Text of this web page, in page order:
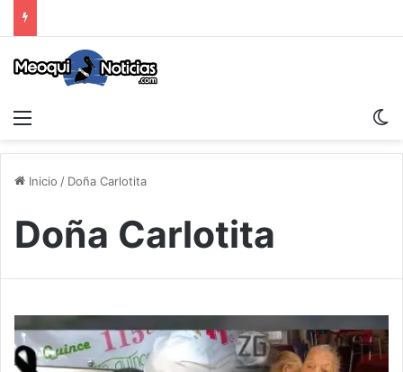
Inicio / Doña Carlotita
Doña Carlotita